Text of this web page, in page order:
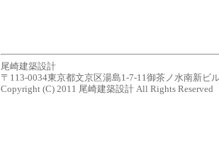
尾崎建築設計
〒113-0034東京都文京区湯島1-7-11御茶ノ水南新ビ
Copyright (C) 2011 尾崎建築設計 All Rights Reserved